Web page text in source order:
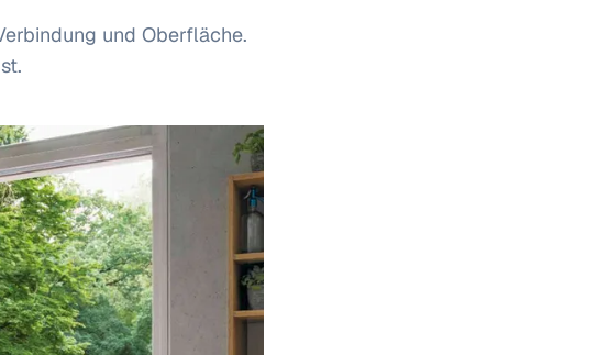
und Oberfläche.